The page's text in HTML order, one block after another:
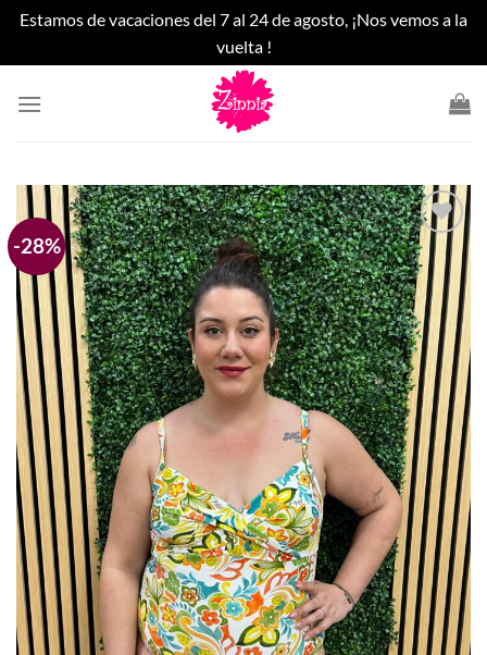
Estamos de vacaciones del 7 al 24 de agosto, ¡Nos vemos a la
vuelta !
-28%
Añadir
a la
lista
de
deseos